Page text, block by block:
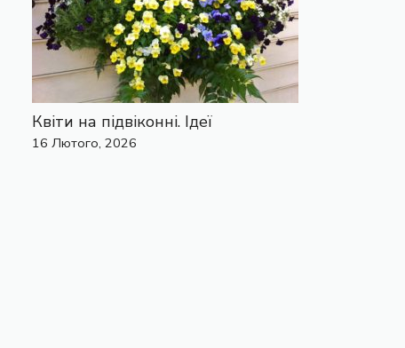
Квіти на підвіконні. Ідеї
16 Лютого, 2026